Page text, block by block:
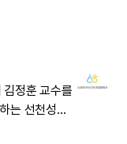
김정훈 교수를
는 선천성
.\n\n정부,